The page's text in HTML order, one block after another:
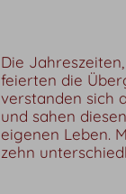
Die
feierten die
verstanden sich
und sahen
eigenen Leben.
zehn